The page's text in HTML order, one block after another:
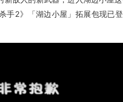
手2》「湖边小屋」拓展包现已